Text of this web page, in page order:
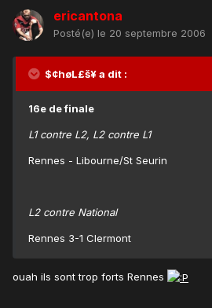
ericantona
Posté(e) le 20 septembre 2006
$¢høL£š¥ a dit :
16e de finale
L1 contre L2, L2 contre L1
Rennes - Libourne/St Seurin
L2 contre National
Rennes 3-1 Clermont
ouah ils sont trop forts Rennes